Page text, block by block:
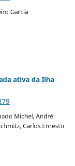
Garcia
ativa da Ilha
Michel, André
Carlos Ernesto